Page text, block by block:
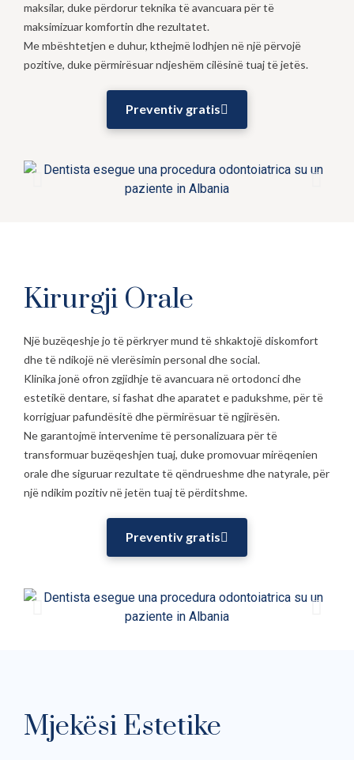
maksilar, duke përdorur teknika të avancuara për të
maksimizuar komfortin dhe rezultatet.
Me mbështetjen e duhur, kthejmë lodhjen në një përvojë
pozitive, duke përmirësuar ndjeshëm cilësinë tuaj të jetës.
Preventiv gratis
Kirurgji Orale
Një buzëqeshje jo të përkryer mund të shkaktojë diskomfort
dhe të ndikojë në vlerësimin personal dhe social.
Klinika jonë ofron zgjidhje të avancuara në ortodonci dhe
estetikë dentare, si fashat dhe aparatet e padukshme, për të
korrigjuar pafundësitë dhe përmirësuar të ngjirësën.
Ne garantojmë intervenime të personalizuara për të
transformuar buzëqeshjen tuaj, duke promovuar mirëqenien
orale dhe siguruar rezultate të qëndrueshme dhe natyrale, për
një ndikim pozitiv në jetën tuaj të përditshme.
Preventiv gratis
Mjekësi Estetike